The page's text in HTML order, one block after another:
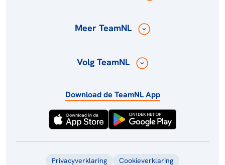
Meer TeamNL
Volg TeamNL
Download de TeamNL App
Privacyverklaring Cookieverklaring